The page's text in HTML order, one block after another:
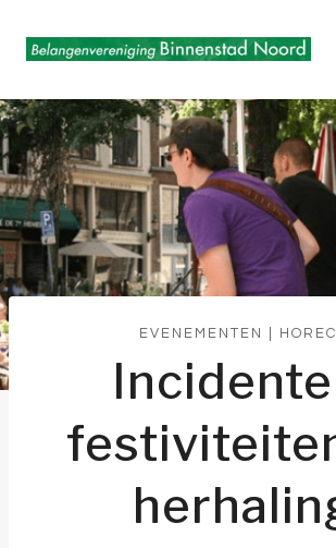
naar
EVENEMENTEN